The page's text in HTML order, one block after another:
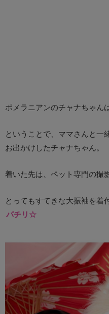
ポメラニアンのチャナちゃん
ということで、ママさんと一
お出かけしたチャナちゃん。
着いた先は、ペット専門の撮
とってもすてきな大振袖を着
パチリ☆